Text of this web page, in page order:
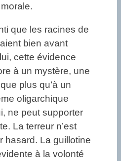
que les racines de
bien avant
cette évidence
à un mystère, une
plus qu’à un
oligarchique
ne peut supporter
La terreur n’est
hasard. La guillotine
à la volonté